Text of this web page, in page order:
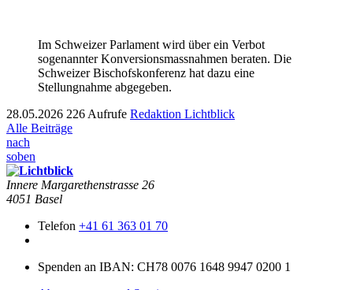
Im Schweizer Parlament wird über ein Verbot
sogenannter Konversionsmassnahmen beraten. Die
Schweizer Bischofskonferenz hat dazu eine
Stellungnahme abgegeben.
28.05.2026 226 Aufrufe Redaktion Lichtblick
Alle Beiträge
nach
soben
Innere Mar­garethen­strasse 26
4051 Basel
Telefon +41 61 363 01 70
Spenden an IBAN: CH78 0076 1648 9947 0200 1